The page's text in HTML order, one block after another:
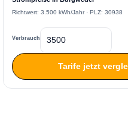
Richtwert: 3.500 kWh/Jahr · PLZ: 30938
Verbrauch
Tarife jetzt